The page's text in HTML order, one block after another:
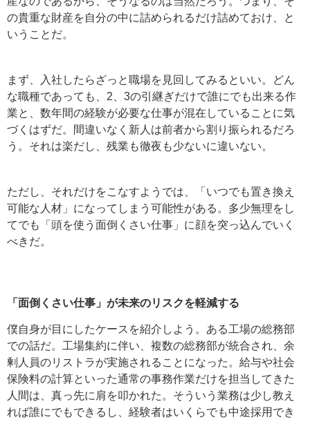
の貴重な財産を自分の中に詰められるだけ詰めておけ、と
いうことだ。
まず、入社したらざっと職場を見回してみるといい。どん
な職種であっても、2、3の引継ぎだけで誰にでも出来る作
業と、数年間の経験が必要な仕事が混在していることに気
づくはずだ。間違いなく新人は前者から割り振られるだろ
う。それは楽だし、残業も徹夜も少ないに違いない。
ただし、それだけをこなすようでは、「いつでも置き換え
可能な人材」になってしまう可能性がある。多少無理をし
てでも「頭を使う面倒くさい仕事」に顔を突っ込んでいく
べきだ。
「面倒くさい仕事」が未来のリスクを軽減する
僕自身が目にしたケースを紹介しよう。ある工場の総務部
での話だ。工場集約に伴い、複数の総務部が統合され、余
剰人員のリストラが実施されることになった。給与や社会
保険料の計算といった通常の事務作業だけを担当してきた
人間は、真っ先に肩を叩かれた。そういう業務は少し教え
れば誰にでもできるし、経験者はいくらでも中途採用でき